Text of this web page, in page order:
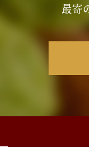
最寄